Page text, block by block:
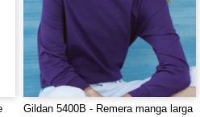
Gildan 5400B - Remera manga larga